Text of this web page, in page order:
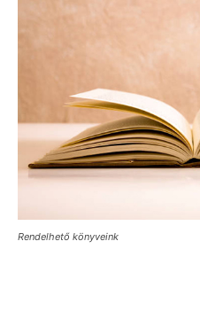
Rendelhető könyveink